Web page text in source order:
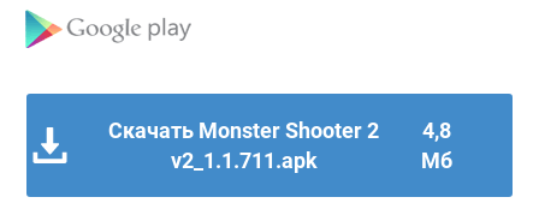
Скачать Monster Shooter 2
v2_1.1.711.apk
4,8
Мб